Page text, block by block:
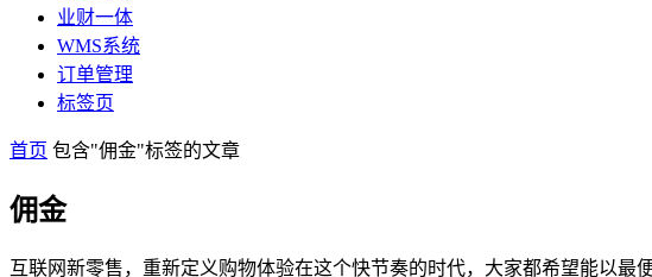
业财一体
WMS系统
订单管理
标签页
首页 包含"佣金"标签的文章
佣金
互联网新零售，重新定义购物体验在这个快节奏的时代，大家都希望能以最